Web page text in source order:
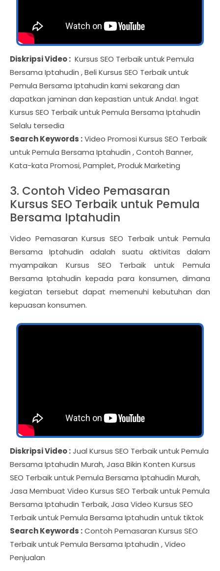
Diskripsi Video : Kursus SEO Terbaik untuk Pemula
Bersama Iptahudin , Beli Kursus SEO Terbaik untuk
Pemula Bersama Iptahudin kami sekarang dan
dapatkan jaminan dan kepastian untuk Anda!. Ingat
Kursus SEO Terbaik untuk Pemula Bersama Iptahudin
Selalu tersedia
Search Keywords :Video Promosi Kursus SEO Terbaik
untuk Pemula Bersama Iptahudin , Contoh Banner,
Kata-kata Promosi, Pamplet, Produk Marketing
3. Contoh Video Pemasaran
Kursus SEO Terbaik untuk Pemula
Bersama Iptahudin
Video Pemasaran Kursus SEO Terbaik untuk Pemula
Bersama Iptahudin adalah suatu aktivitas dalam
myampaikan Kursus SEO Terbaik untuk Pemula
Bersama Iptahudin kepada para konsumen, dimana
kegiatan tersebut dapat memenuhi kebutuhan dan
kepuasan konsumen.
Diskripsi Video :Jual Kursus SEO Terbaik untuk Pemula
Bersama Iptahudin Murah, Jasa Bikin Konten Kursus
SEO Terbaik untuk Pemula Bersama Iptahudin Murah,
Jasa Membuat Video Kursus SEO Terbaik untuk Pemula
Bersama Iptahudin Terbaik, Jasa Video Kursus SEO
Terbaik untuk Pemula Bersama Iptahudin untuk tiktok
Search Keywords :Contoh Pemasaran Kursus SEO
Terbaik untuk Pemula Bersama Iptahudin , Video
Penjualan